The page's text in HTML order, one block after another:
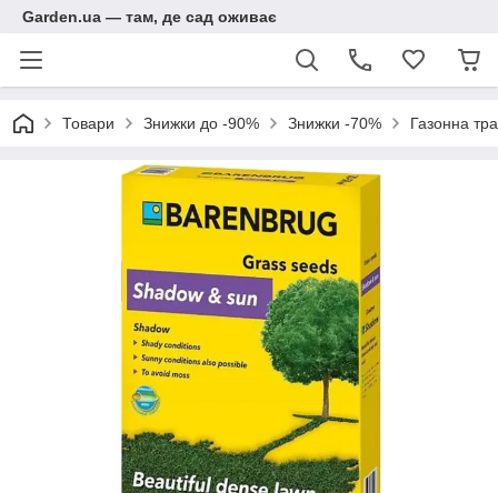
Garden.ua — там, де сад оживає
Товари Знижки до -90% Знижки -70% Газонна